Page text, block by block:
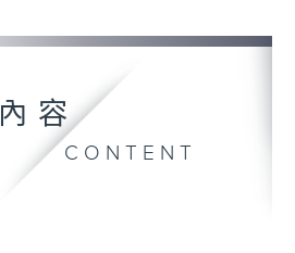
內容
CONTENT